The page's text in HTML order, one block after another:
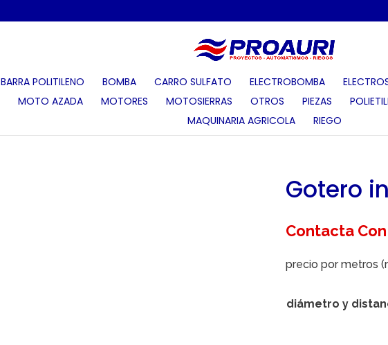
BARRA POLITILENO BOMBA CARRO SULFATO ELECTROBOMBA
MOTO AZADA MOTORES MOTOSIERRAS OTROS PIEZAS
MAQUINARIA AGRICOLA
RIEGO
Gotero
Contacta
precio por metros
diámetro y